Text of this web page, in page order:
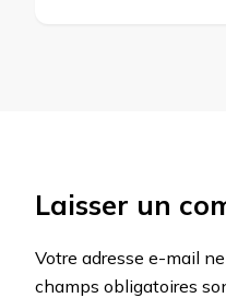
Laisser un
Votre adresse e-mail
champs obligatoires